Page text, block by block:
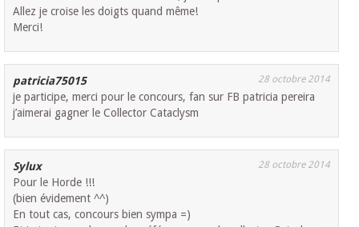
Allez je croise les doigts quand même!
Merci!
patricia75015 28 octobre 2014
je participe, merci pour le concours, fan sur FB patricia pereira
j’aimerai gagner le Collector Cataclysm
Sylux 28 octobre 2014
Pour le Horde !!!
(bien évidement ^^)
En tout cas, concours bien sympa =)